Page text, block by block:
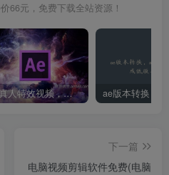
66元，免费下载全站资源！
ae真人特效视频，大学生第一次做ppt怎么做
下一篇
电脑视频剪辑软件免费(电脑